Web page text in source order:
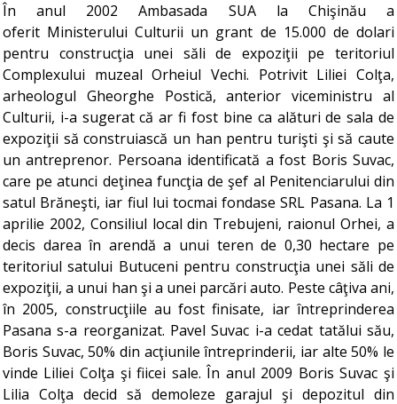
În anul 2002 Ambasada SUA la Chişinău a
oferit Ministerului Culturii un grant de 15.000 de dolari
pentru construcţia unei săli de expoziţii pe teritoriul
Complexului muzeal Orheiul Vechi. Potrivit Liliei Colţa,
arheologul Gheorghe Postică, anterior viceministru al
Culturii, i-a sugerat că ar fi fost bine ca alături de sala de
expoziţii să construiască un han pentru turişti şi să caute
un antreprenor. Persoana identificată a fost Boris Suvac,
care pe atunci deţinea funcţia de şef al Penitenciarului din
satul Brăneşti, iar fiul lui tocmai fondase SRL Pasana. La 1
aprilie 2002, Consiliul local din Trebujeni, raionul Orhei, a
decis darea în arendă a unui teren de 0,30 hectare pe
teritoriul satului Butuceni pentru construcţia unei săli de
expoziţii, a unui han şi a unei parcări auto. Peste câţiva ani,
în 2005, construcţiile au fost finisate, iar întreprinderea
Pasana s-a reorganizat. Pavel Suvac i-a cedat tatălui său,
Boris Suvac, 50% din acţiunile întreprinderii, iar alte 50% le
vinde Liliei Colţa şi fiicei sale. În anul 2009 Boris Suvac şi
Lilia Colţa decid să demoleze garajul şi depozitul din